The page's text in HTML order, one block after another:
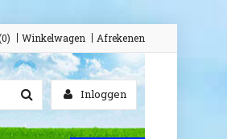
Winkelwagen Afrekenen
Inloggen